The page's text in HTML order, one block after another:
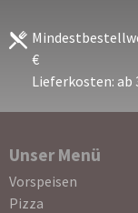
€
Lieferkosten: ab
Unser Menü
Navigation
überspringen
Vorspeisen
Pizza